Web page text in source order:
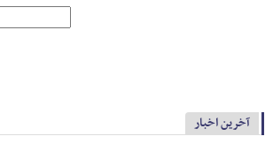
آخرین اخبار